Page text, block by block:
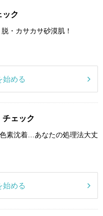
ック
・カサカサ砂漠肌！
始める
ェック
素沈着…あなたの処理法大丈
始める